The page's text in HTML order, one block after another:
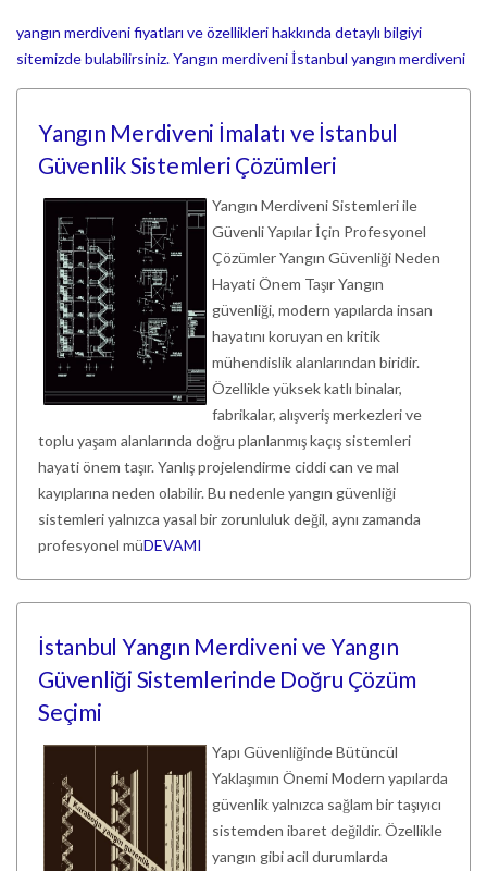
yangın merdiveni fiyatları ve özellikleri hakkında detaylı bilgiyi
sitemizde bulabilirsiniz.Yangın merdiveniİstanbul yangın merdiveni
Yangın Merdiveni İmalatı ve İstanbul
Güvenlik Sistemleri Çözümleri
Yangın Merdiveni Sistemleri ile
Güvenli Yapılar İçin Profesyonel
Çözümler Yangın Güvenliği Neden
Hayati Önem Taşır Yangın
güvenliği, modern yapılarda insan
hayatını koruyan en kritik
mühendislik alanlarından biridir.
Özellikle yüksek katlı binalar,
fabrikalar, alışveriş merkezleri ve
toplu yaşam alanlarında doğru planlanmış kaçış sistemleri
hayati önem taşır. Yanlış projelendirme ciddi can ve mal
kayıplarına neden olabilir. Bu nedenle yangın güvenliği
sistemleri yalnızca yasal bir zorunluluk değil, aynı zamanda
profesyonel müDEVAMI
İstanbul Yangın Merdiveni ve Yangın
Güvenliği Sistemlerinde Doğru Çözüm
Seçimi
Yapı Güvenliğinde Bütüncül
Yaklaşımın Önemi Modern yapılarda
güvenlik yalnızca sağlam bir taşıyıcı
sistemden ibaret değildir. Özellikle
yangın gibi acil durumlarda